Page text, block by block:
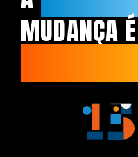
MUDANÇA